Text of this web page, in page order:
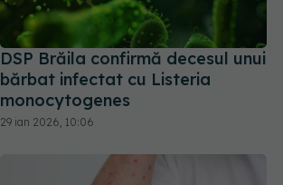
DSP Brăila confirmă decesul unui
bărbat infectat cu Listeria
monocytogenes
29 ian 2026, 10:06